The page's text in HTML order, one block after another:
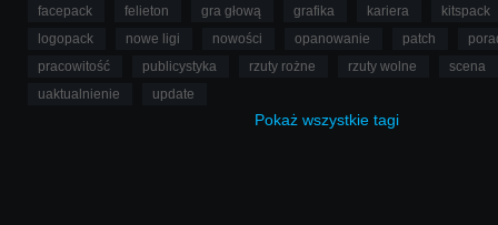
facepack
felieton gra głową grafika kariera
kitspack
logopack
nowe ligi nowości opanowanie patch
pracowitość
publicystyka rzuty rożne rzuty wolne
scena
uaktualnienie
update
Pokaż wszystkie tagi